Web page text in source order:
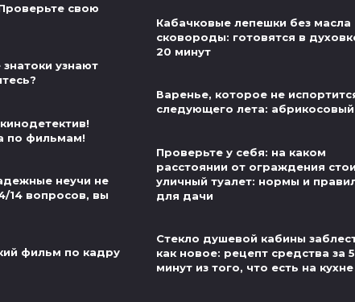
свою
узнают
по фильмам!
неучи не
14 вопросов, вы
фильм по кадру
Кабачковые лепешки без масла
сковороды: готовятся в
20 минут
Варенье, которое не
следующего лета: абрикосовый
Проверьте у себя: на каком
расстоянии от ограждения
уличный туалет: нормы и
для дачи
Стекло душевой кабины
как новое: рецепт средства за 5
минут из того, что есть на кухне